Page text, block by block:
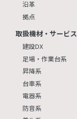
沿革
拠点
取扱機材・サービス
建設DX
足場・作業台系
昇降系
台車系
電器系
防音系